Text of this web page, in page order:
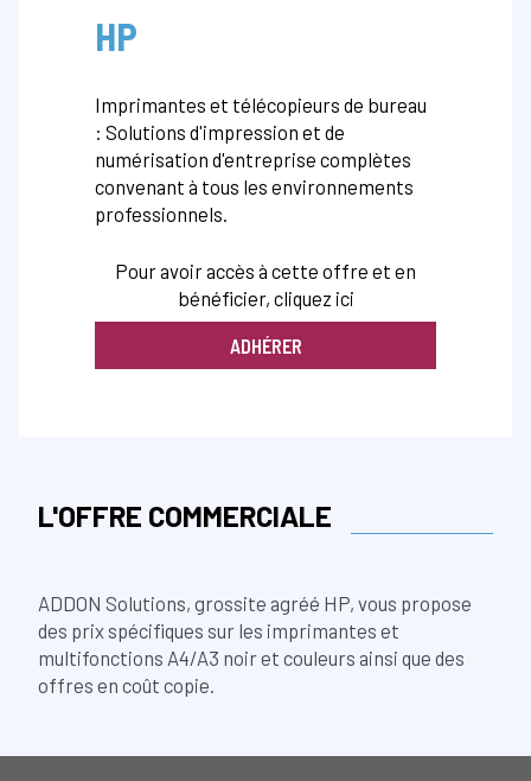
HP
Imprimantes et télécopieurs de bureau
: Solutions d'impression et de
numérisation d'entreprise complètes
convenant à tous les environnements
professionnels.
Pour avoir accès à cette offre et en
bénéficier, cliquez ici
ADHÉRER
L'OFFRE COMMERCIALE
ADDON Solutions, grossite agréé HP, vous propose
des prix spécifiques sur les imprimantes et
multifonctions A4/A3 noir et couleurs ainsi que des
offres en coût copie.